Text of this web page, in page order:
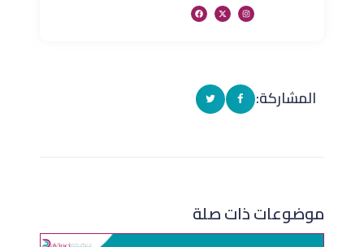
المشاركة:
موضوعات ذات صلة